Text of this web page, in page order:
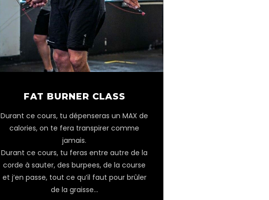
FAT BURNER CLASS
Durant ce cours, tu dépenseras un MAX de
calories, on te fera transpirer comme
jamais.
Durant ce cours, tu feras entre autre de la
corde à sauter, des burpees, de la course
et j’en passe, tout ce qu’il faut pour brûler
de la graisse…